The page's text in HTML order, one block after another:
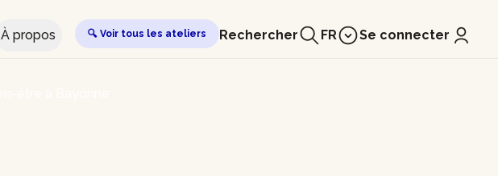
À propos 🔍 Voir tous les ateliers Rechercher FR Se connecter